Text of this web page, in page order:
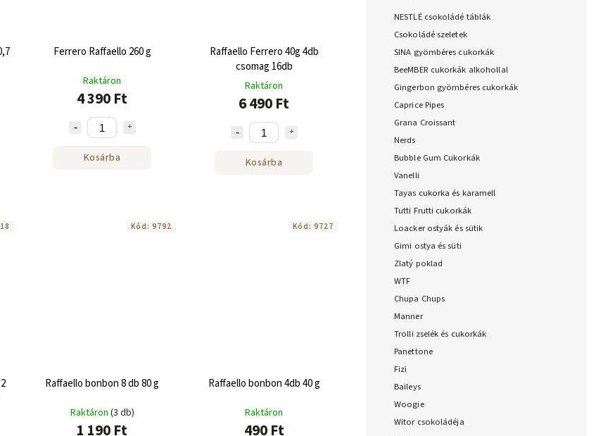
NESTLÉ csokoládé táblák
Csokoládé szeletek
SINA gyömbéres cukorkák
BeeMBER cukorkák alkohollal
Gingerbon gyömbéres cukorkák
Caprice Pipes
Grana Croissant
Nerds
Bubble Gum Cukorkák
Vanelli
Tayas cukorka és karamell
Tutti Frutti cukorkák
Loacker ostyák és sütik
Gimi ostya és süti
Zlatý poklad
WTF
Chupa Chups
Manner
Trolli zselék és cukorkák
Panettone
Fizi
Baileys
Woogie
Witor csokoládéja
Ferrero Raffaello 260 g
Raktáron
4 390 Ft
Kosárba
Raffaello Ferrero 40g 4db
csomag 16db
Raktáron
6 490 Ft
Kosárba
Raffaello bonbon 8 db 80 g
Raktáron (3 db)
1 190 Ft
Kód: 9792
Raffaello bonbon 4db 40 g
Raktáron
490 Ft
Kód: 9727